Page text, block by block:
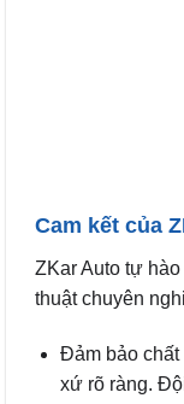
Cam kết của
ZKar Auto tự
thuật chuyên
Đảm bảo chất
xứ rõ ràng.